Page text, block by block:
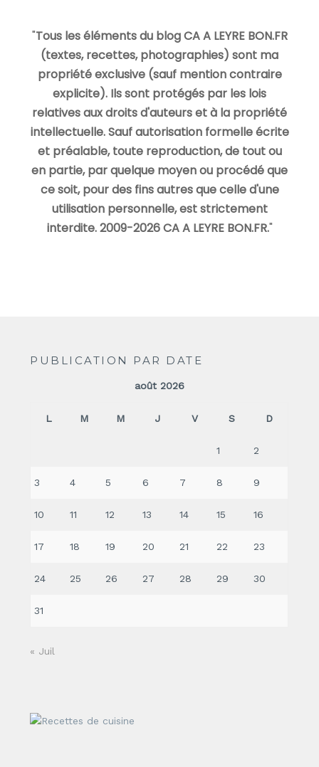
"Tous les éléments du blog CA A LEYRE BON.FR
(textes, recettes, photographies) sont ma
propriété exclusive (sauf mention contraire
explicite). Ils sont protégés par les lois
relatives aux droits d'auteurs et à la propriété
intellectuelle. Sauf autorisation formelle écrite
et préalable, toute reproduction, de tout ou
en partie, par quelque moyen ou procédé que
ce soit, pour des fins autres que celle d'une
utilisation personnelle, est strictement
interdite. 2009-2026 CA A LEYRE BON.FR."
PUBLICATION PAR DATE
août 2026
L M M J V S D
1 2
3 4 5 6 7 8 9
10 11 12 13 14 15 16
17 18 19 20 21 22 23
24 25 26 27 28 29 30
31
« Juil